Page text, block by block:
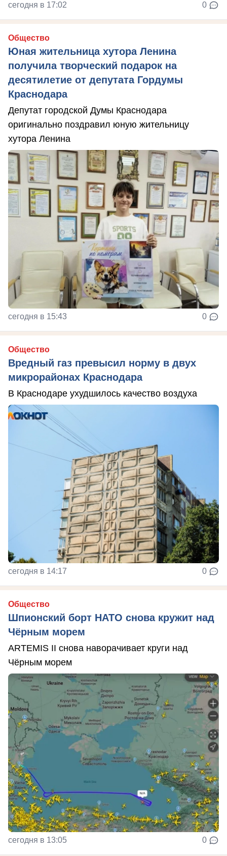
сегодня в 17:02 0
Общество
Юная жительница хутора Ленина
получила творческий подарок на
десятилетие от депутата Гордумы
Краснодара
Депутат городской Думы Краснодара
оригинально поздравил юную жительницу
хутора Ленина
сегодня в 15:43 0
Общество
Вредный газ превысил норму в двух
микрорайонах Краснодара
В Краснодаре ухудшилось качество воздуха
сегодня в 14:17 0
Общество
Шпионский борт НАТО снова кружит над
Чёрным морем
ARTEMIS II снова наворачивает круги над
Чёрным морем
сегодня в 13:05 0